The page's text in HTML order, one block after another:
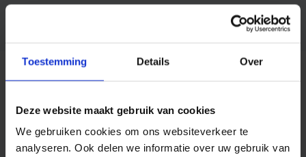
Toestemming Details Over
Deze website maakt gebruik van cookies
We gebruiken cookies om ons websiteverkeer te
analyseren. Ook delen we informatie over uw gebruik van
Trusted by companies like